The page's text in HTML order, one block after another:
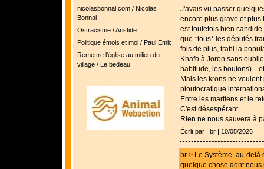
nicolasbonnal.com / Nicolas
Bonnal
Ostracisme / Aristide
Politique émois et moi / Paul.Emic
Remettre l'église au milieu du
village / Le bedeau
J'avais vu passer
encore plus grave et plus
est toutefois bien
que *tous* les députés
fois de plus, trahi la
Knafo à Joron sans
habitude, les boutons)...
Mais les krons ne
ploutocratique
Entre les martiens et le
C'est désespérant.
Rien ne nous sauvera à
Écrit par : br | 10/05/2026
br > Le Système, au-delà
quelque chose dont nous